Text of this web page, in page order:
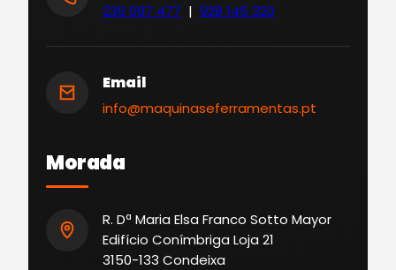
239 097 477 | 928 145 320
Email
info@maquinaseferramentas.pt
Morada
R. Dª Maria Elsa Franco Sotto Mayor
Edifício Conímbriga Loja 21
3150-133 Condeixa